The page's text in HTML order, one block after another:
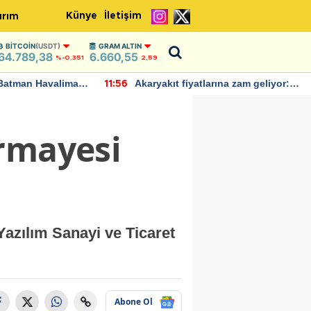
Künye İletişim
BITCOIN(USDT)
%-0.351
GRAM ALTIN
6.660,55 2,59
Havalimanı
11:56
Akaryakıt fiyatlarına zam geliyor:
Sanayi ve Ticaret
Abone Ol